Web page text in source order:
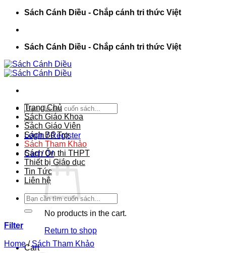
ChuyểnSách Cánh Diều - Chắp cánh tri thức Việt
Sách Cánh Diều - Chắp cánh tri thức Việt
Search
for:
Login / Register
Cart /0₫
No products in the cart.
Return to shop
Cart
Trang Chủ
Sách Giáo Khoa
Sách Giáo Viên
Sách Bổ Trợ
Sách Tham Khảo
Sách Ôn thi THPT
Thiết bị Giáo dục
Tin Tức
Liên hệ
Search
for:
Filter
Home / Sách Tham Khảo